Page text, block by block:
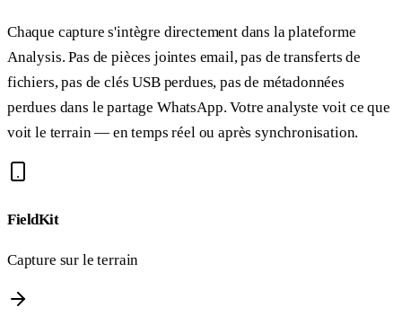
Chaque capture s'intègre directement dans la plateforme
Analysis. Pas de pièces jointes email, pas de transferts de
fichiers, pas de clés USB perdues, pas de métadonnées
perdues dans le partage WhatsApp. Votre analyste voit ce que
voit le terrain — en temps réel ou après synchronisation.
FieldKit
Capture sur le terrain